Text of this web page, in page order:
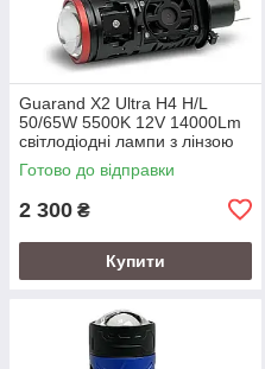
Guarand X2 Ultra H4 H/L
50/65W 5500K 12V 14000Lm
світлодіодні лампи з лінзою
Готово до відправки
2 300 ₴
Купити